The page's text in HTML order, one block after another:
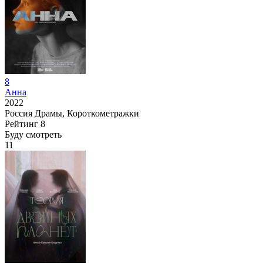
8
Анна
2022
Россия Драмы, Короткометражки
Рейтинг 8
Буду смотреть
11